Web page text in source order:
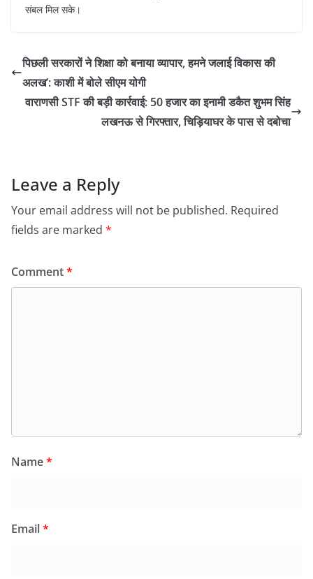
संबल मिल सके।
पिछली सरकारों ने शिक्षा को बनाया व्यापार, हमने जलाई विकास की
अलख’: काशी में बोले सीएम योगी
वाराणसी STF की बड़ी कार्रवाई: 50 हजार का इनामी डकैत शुभम सिंह
लखनऊ से गिरफ्तार, चिड़ियाघर के पास से दबोचा
Leave a Reply
Your email address will not be published. Required
fields are marked *
Comment*
Name*
Email*